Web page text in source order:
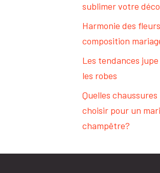
sublimer votre
Harmonie des
composition
Les tendances
les robes
Quelles
choisir pour un
champêtre?